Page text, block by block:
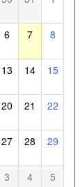
6 7 8
13 14 15
20 21 22
27 28 29
3 4 5